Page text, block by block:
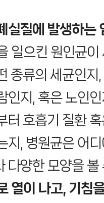
실질에 발생하는
일으킨 원인균이
종류의 세균인지
인지, 혹은 노인
터 호흡기 질환
지, 병원균은 어
다양한 모양을 볼
열이 나고, 기침